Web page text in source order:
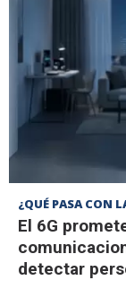
¿QUÉ PASA CON
El 6G
detectar